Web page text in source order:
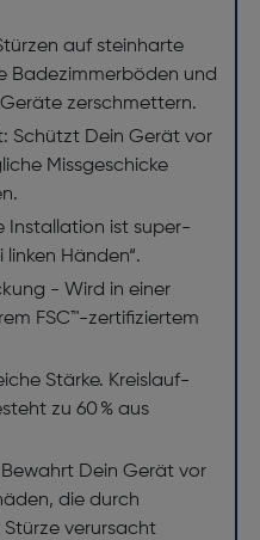
auf steinharte
Badezimmerböden und
zerschmettern.
Schützt Dein Gerät vor
Missgeschicke
Installation ist super-
Händen“.
- Wird in einer
FSC™-zertifiziertem
Stärke. Kreislauf-
zu 60 % aus
Dein Gerät vor
die durch
verursacht